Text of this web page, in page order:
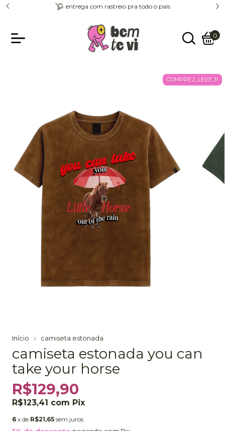
entrega com rastreio pra todo o país
0
COMPRE 2, LEVE 3!
Início camiseta estonada
camiseta estonada you can
take your horse
R$129,90
R$123,41 com Pix
6 x de R$21,65 sem juros